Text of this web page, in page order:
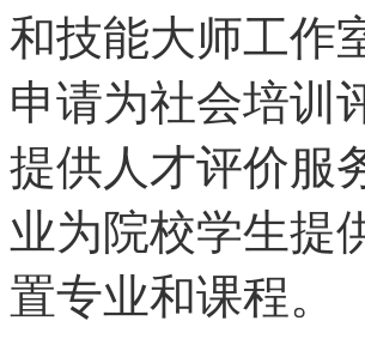
和技能大师工作
申请为社会培训
提供人才评价服
业为院校学生提
置专业和课程。